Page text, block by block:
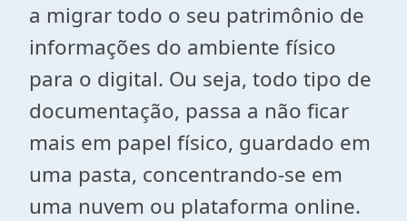
a migrar todo o seu patrimônio de
informações do ambiente físico
para o digital. Ou seja, todo tipo de
documentação, passa a não ficar
mais em papel físico, guardado em
uma pasta, concentrando-se em
uma nuvem ou plataforma online.